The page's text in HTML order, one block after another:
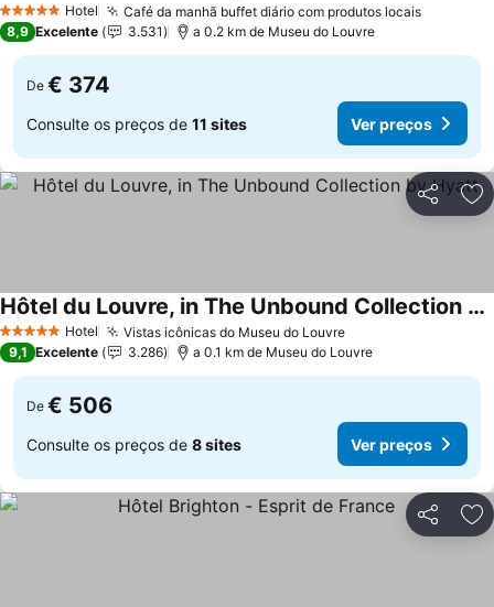
5 Estrelas Hotel Café da manhã buffet diário com produtos locais
8,9 Excelente 3.531 a 0.2 km de Museu do Louvre
De € 374
Consulte os preços de 11 sites Ver preços
Partilhar
5 Estrelas Hotel Vistas icônicas do Museu do Louvre
Hôtel du Louvre, in The Unbound Collection by Hyatt
9,1 Excelente 3.286 a 0.1 km de Museu do Louvre
De € 506
Consulte os preços de 8 sites Ver preços
Partilhar